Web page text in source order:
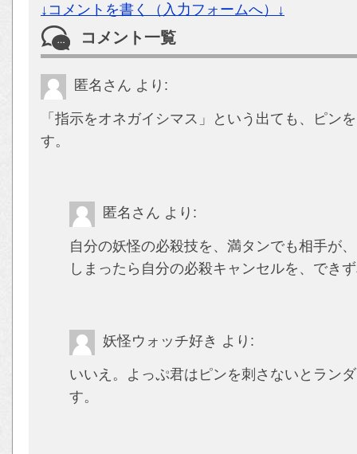
↓コメントを書く（入力フォームへ）↓
コメント一覧
匿名さん より:
「指示をオネガイシマス」という出ても、ピン
す。
匿名さん より:
自分の妖怪の必殺技を、満タンでも相手が
しまったら自分の必殺キャンセルを、でき
妖怪ウォッチ好き より:
いいえ。よっぷ君はピンを刺さないとラン
す。